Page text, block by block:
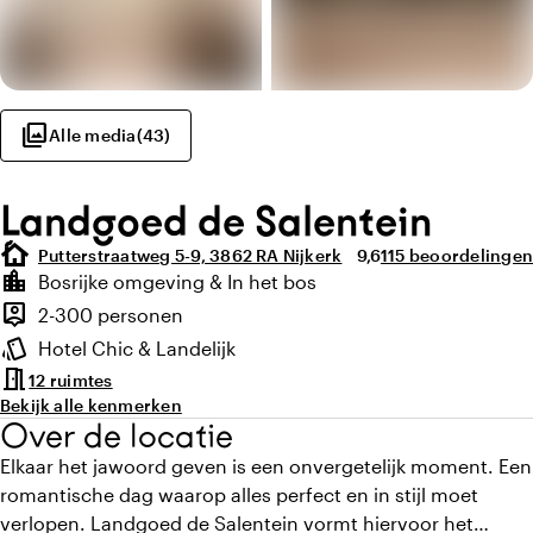
photo_libraryAlle media(43)
Landgoed de Salentein
cottage Putterstraatweg 5-9, 3862 RA Nijkerk Gemiddelde
9,6Aantal
115 beoordelingen
Highlights
location_city
Locatie en omgeving
Bosrijke omgeving & In het bos
person_pin
Capaciteit
2-300 personen
style
Sfeer en uitstraling
Hotel Chic & Landelijk
meeting_room12 ruimtes
Bekijk alle kenmerken
Over de locatie
Elkaar het jawoord geven is een onvergetelijk moment. Een
romantische dag waarop alles perfect en in stijl moet
verlopen. Landgoed de Salentein vormt hiervoor het